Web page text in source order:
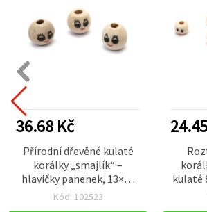
36.68 Kč
Přírodní dřevěné kulaté
korálky „smajlík“ –
hlavičky panenek, 13×14
mm, otvor 4,5 mm, barva
Kód: 102523
kulaté